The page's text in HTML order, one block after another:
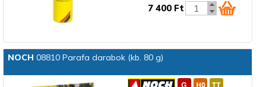
7 400 Ft
NOCH 08810 Parafa darabok (kb. 80 g)